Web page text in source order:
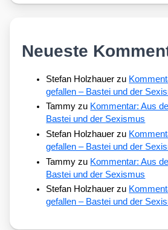
Neueste
Stefan Holzhauer zu
gefallen – Bastei und der
Tammy zu Kommentar: Aus
Bastei und der Sexismus
Stefan Holzhauer zu
gefallen – Bastei und der
Tammy zu Kommentar: Aus
Bastei und der Sexismus
Stefan Holzhauer zu
gefallen – Bastei und der